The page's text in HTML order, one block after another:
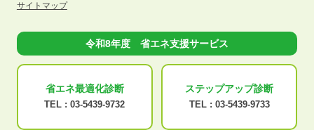
サイトマップ
令和8年度 省エネ支援サービス
省エネ最適化診断
TEL : 03-5439-9732
ステップアップ診断
TEL : 03-5439-9733